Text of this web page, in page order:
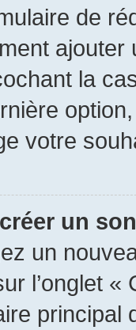
de
la
votre
un
un
l’onglet
principal